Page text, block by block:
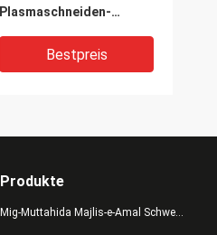
Plasmaschneiden-
Schneider-Maschine
Bestpreis
Produkte
Mig-Muttahida Majlis-e-Amal Schweißer